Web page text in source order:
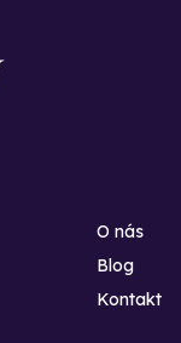
O nás
Blog
Kontakt